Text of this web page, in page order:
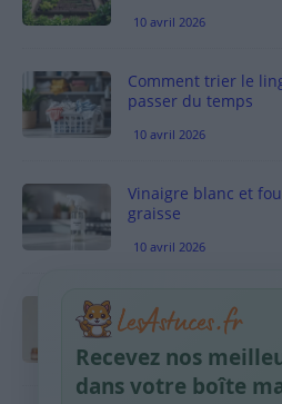
10 avril 2026
Comment trier le
passer du temps
10 avril 2026
Vinaigre blanc et
graisse
10 avril 2026
Taches
habitudes qui aident
9 avril 2026
Recevez nos
dans votre boîte